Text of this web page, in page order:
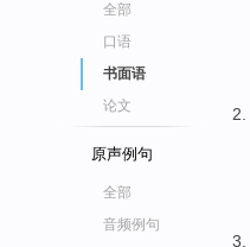
全部
口语
书面语
论文
原声例句
全部
音频例句